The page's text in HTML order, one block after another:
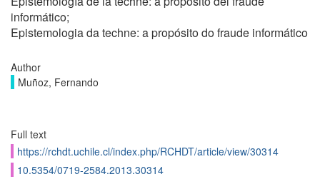
informático;
Epistemologia da techne: a propósito do fraude informático
Author
Muñoz, Fernando
Full text
https://rchdt.uchile.cl/index.php/RCHDT/article/view/30314
10.5354/0719-2584.2013.30314